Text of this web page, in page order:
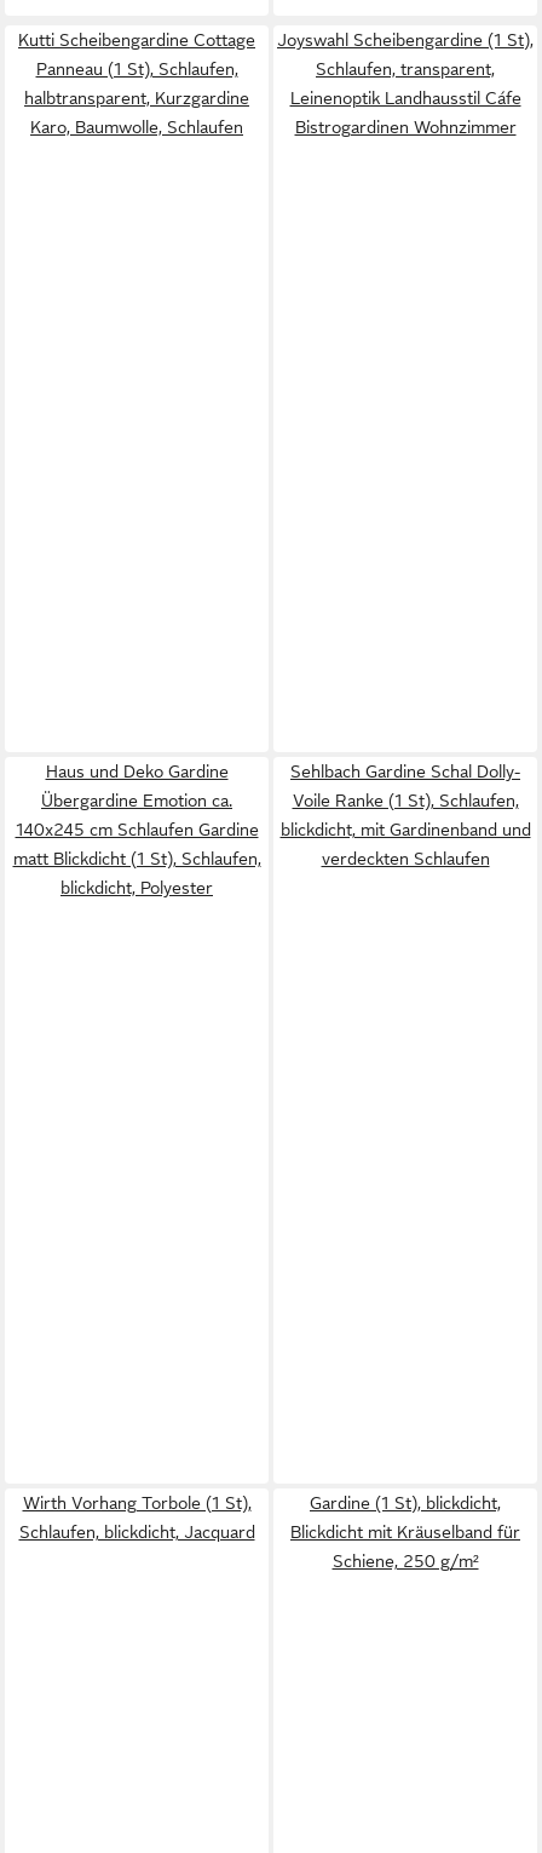
Kutti Scheibengardine Cottage
Panneau (1 St), Schlaufen,
halbtransparent, Kurzgardine
Karo, Baumwolle, Schlaufen
Joyswahl Scheibengardine (1 St),
Schlaufen, transparent,
Leinenoptik Landhausstil Cáfe
Bistrogardinen Wohnzimmer
Haus und Deko Gardine
Übergardine Emotion ca.
140x245 cm Schlaufen Gardine
matt Blickdicht (1 St), Schlaufen,
blickdicht, Polyester
Sehlbach Gardine Schal Dolly-
Voile Ranke (1 St), Schlaufen,
blickdicht, mit Gardinenband und
verdeckten Schlaufen
Wirth Vorhang Torbole (1 St),
Schlaufen, blickdicht, Jacquard
Gardine (1 St), blickdicht,
Blickdicht mit Kräuselband für
Schiene, 250 g/m²